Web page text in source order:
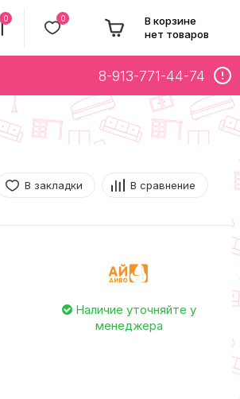
0 0
В корзине
нет товаров
8-913-771-44-74
В закладки В сравнение
Наличие уточняйте у
менеджера